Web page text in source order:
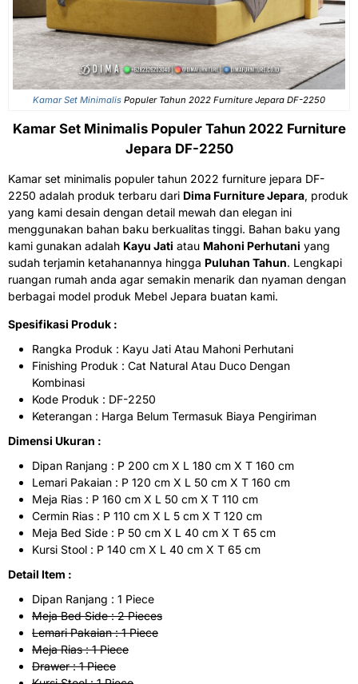
Kamar Set Minimalis Populer Tahun 2022 Furniture Jepara DF-2250
Kamar Set Minimalis Populer Tahun 2022 Furniture
Jepara DF-2250
Kamar set minimalis populer tahun 2022 furniture jepara DF-
2250 adalah produk terbaru dari Dima Furniture Jepara, produk
yang kami desain dengan detail mewah dan elegan ini
menggunakan bahan baku berkualitas tinggi. Bahan baku yang
kami gunakan adalah Kayu Jati atau Mahoni Perhutani yang
sudah terjamin ketahanannya hingga Puluhan Tahun. Lengkapi
ruangan rumah anda agar semakin menarik dan nyaman dengan
berbagai model produk Mebel Jepara buatan kami.
Spesifikasi Produk :
Rangka Produk : Kayu Jati Atau Mahoni Perhutani
Finishing Produk : Cat Natural Atau Duco Dengan
Kombinasi
Kode Produk : DF-2250
Keterangan : Harga Belum Termasuk Biaya Pengiriman
Dimensi Ukuran :
Dipan Ranjang : P 200 cm X L 180 cm X T 160 cm
Lemari Pakaian : P 120 cm X L 50 cm X T 160 cm
Meja Rias : P 160 cm X L 50 cm X T 110 cm
Cermin Rias : P 110 cm X L 5 cm X T 120 cm
Meja Bed Side : P 50 cm X L 40 cm X T 65 cm
Kursi Stool : P 140 cm X L 40 cm X T 65 cm
Detail Item :
Dipan Ranjang : 1 Piece
Meja Bed Side : 2 Pieces
Lemari Pakaian : 1 Piece
Meja Rias : 1 Piece
Drawer : 1 Piece